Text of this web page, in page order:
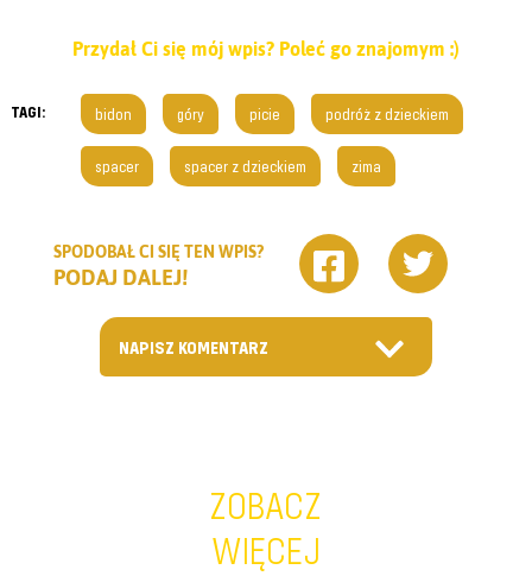
Przydał Ci się mój wpis? Poleć go znajomym :)
TAGI: bidon góry picie podróż z dzieckiem
spacer spacer z dzieckiem zima
SPODOBAŁ CI SIĘ TEN WPIS?
PODAJ DALEJ!
NAPISZ KOMENTARZ
ZOBACZ
WIĘCEJ